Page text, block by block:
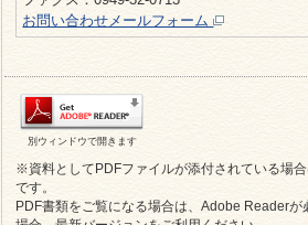
お問い合わせメールフォーム
別ウィンドウで開きます
※資料としてPDFファイルが添付されている場
です。
PDF書類をご覧になる場合は、Adobe Reader